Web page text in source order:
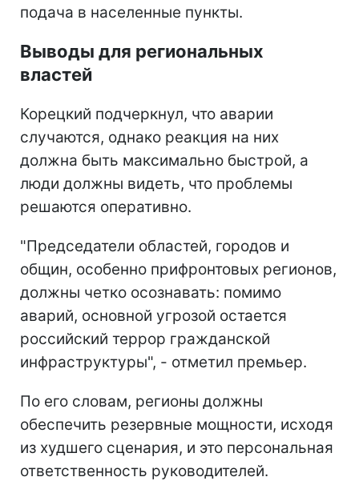
подача в населенные пункты.
Выводы для региональных
властей
Корецкий подчеркнул, что аварии
случаются, однако реакция на них
должна быть максимально быстрой, а
люди должны видеть, что проблемы
решаются оперативно.
"Председатели областей, городов и
общин, особенно прифронтовых регионов,
должны четко осознавать: помимо
аварий, основной угрозой остается
российский террор гражданской
инфраструктуры", - отметил премьер.
По его словам, регионы должны
обеспечить резервные мощности, исходя
из худшего сценария, и это персональная
ответственность руководителей.